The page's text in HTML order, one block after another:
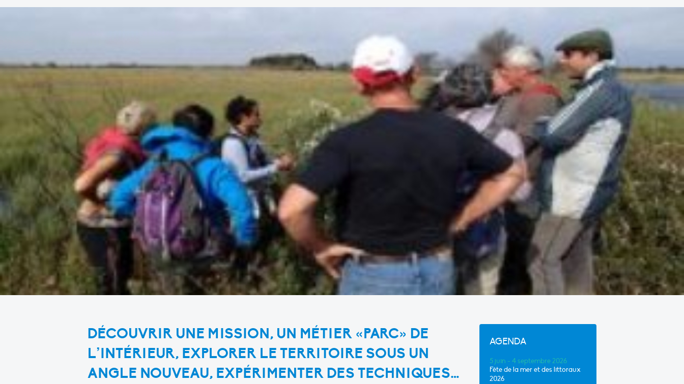
DÉCOUVRIR UNE MISSION, UN MÉTIER «PARC» DE
L’INTÉRIEUR, EXPLORER LE TERRITOIRE SOUS UN
ANGLE NOUVEAU, EXPÉRIMENTER DES TECHNIQUES…
AGENDA
5 juin - 4 septembre 2026
Fête de la mer et des littoraux
2026